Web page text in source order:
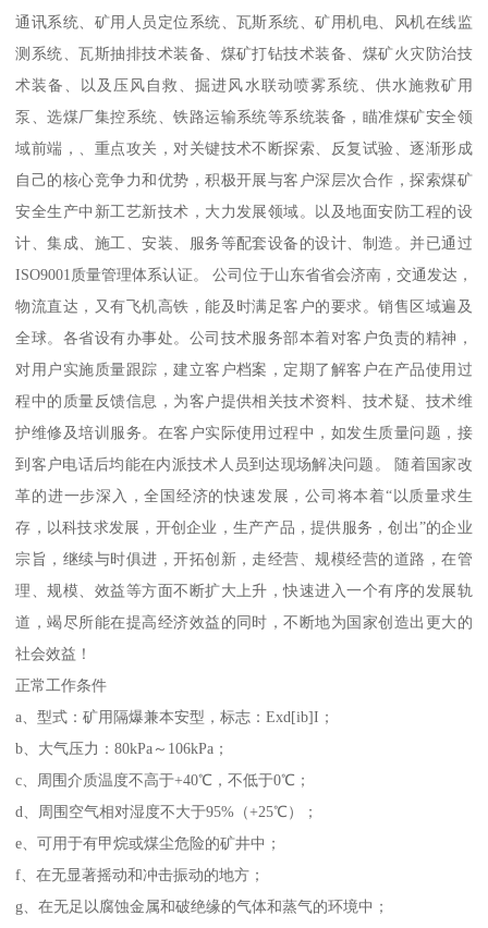
通讯系统、矿用人员定位系统、瓦斯系统、矿用机电、风机在线监
测系统、瓦斯抽排技术装备、煤矿打钻技术装备、煤矿火灾防治技
术装备、以及压风自救、掘进风水联动喷雾系统、供水施救矿用
泵、选煤厂集控系统、铁路运输系统等系统装备，瞄准煤矿安全领
域前端，、重点攻关，对关键技术不断探索、反复试验、逐渐形成
自己的核心竞争力和优势，积极开展与客户深层次合作，探索煤矿
安全生产中新工艺新技术，大力发展领域。以及地面安防工程的设
计、集成、施工、安装、服务等配套设备的设计、制造。并已通过
ISO9001质量管理体系认证。 公司位于山东省省会济南，交通发达，
物流直达，又有飞机高铁，能及时满足客户的要求。销售区域遍及
全球。各省设有办事处。公司技术服务部本着对客户负责的精神，
对用户实施质量跟踪，建立客户档案，定期了解客户在产品使用过
程中的质量反馈信息，为客户提供相关技术资料、技术疑、技术维
护维修及培训服务。在客户实际使用过程中，如发生质量问题，接
到客户电话后均能在内派技术人员到达现场解决问题。 随着国家改
革的进一步深入，全国经济的快速发展，公司将本着“以质量求生
存，以科技求发展，开创企业，生产产品，提供服务，创出”的企业
宗旨，继续与时俱进，开拓创新，走经营、规模经营的道路，在管
理、规模、效益等方面不断扩大上升，快速进入一个有序的发展轨
道，竭尽所能在提高经济效益的同时，不断地为国家创造出更大的
社会效益！
正常工作条件
a、型式：矿用隔爆兼本安型，标志：Exd[ib]I；
b、大气压力：80kPa～106kPa；
c、周围介质温度不高于+40℃，不低于0℃；
d、周围空气相对湿度不大于95%（+25℃）；
e、可用于有甲烷或煤尘危险的矿井中；
f、在无显著摇动和冲击振动的地方；
g、在无足以腐蚀金属和破绝缘的气体和蒸气的环境中；